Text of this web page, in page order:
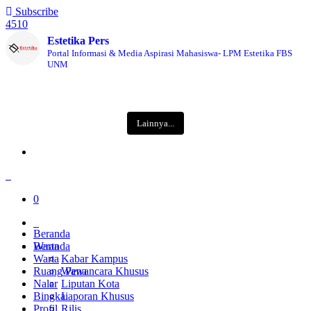
Subscribe
4510
Estetika Pers
Portal Informasi & Media Aspirasi Mahasiswa- LPM Estetika FBS
UNM
Lainnya...
0
Beranda
Warta
Kabar Kampus
Wawancara Khusus
Liputan Kota
Laporan Khusus
Rilis
Beranda
Warta
Ruang Pena
Nalar
Bingkai
Profil